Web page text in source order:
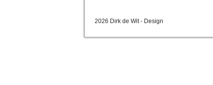
2026 Dirk de Wit - Design